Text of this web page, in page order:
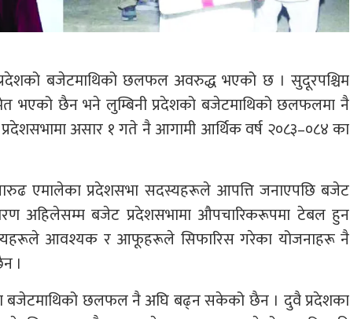
प्रदेशको बजेटमाथिको छलफल अवरुद्ध भएको छ । सुदूरपश्चिम
छैन भने लुम्बिनी प्रदेशको बजेटमाथिको छलफलमा नै
असार १ गते नै आगामी आर्थिक वर्ष २०८३–०८४ का
एमालेका प्रदेशसभा सदस्यहरूले आपत्ति जनाएपछि बजेट
अहिलेसम्म बजेट प्रदेशसभामा औपचारिकरूपमा टेबल हुन
आवश्यक र आफूहरूले सिफारिस गरेका योजनाहरू नै
।
बजेटमाथिको छलफल नै अघि बढ्न सकेको छैन । दुवै प्रदेशका